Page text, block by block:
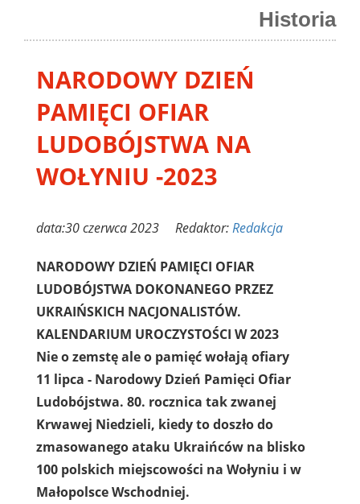
Historia
NARODOWY DZIEŃ
PAMIĘCI OFIAR
LUDOBÓJSTWA NA
WOŁYNIU -2023
data:30 czerwca 2023 Redaktor:Redakcja
NARODOWY DZIEŃ PAMIĘCI OFIAR
LUDOBÓJSTWA DOKONANEGO PRZEZ
UKRAIŃSKICH NACJONALISTÓW.
KALENDARIUM UROCZYSTOŚCI W 2023
Nie o zemstę ale o pamięć wołają ofiary
11 lipca - Narodowy Dzień Pamięci Ofiar
Ludobójstwa. 80. rocznica tak zwanej
Krwawej Niedzieli, kiedy to doszło do
zmasowanego ataku Ukraińców na blisko
100 polskich miejscowości na Wołyniu i w
Małopolsce Wschodniej.